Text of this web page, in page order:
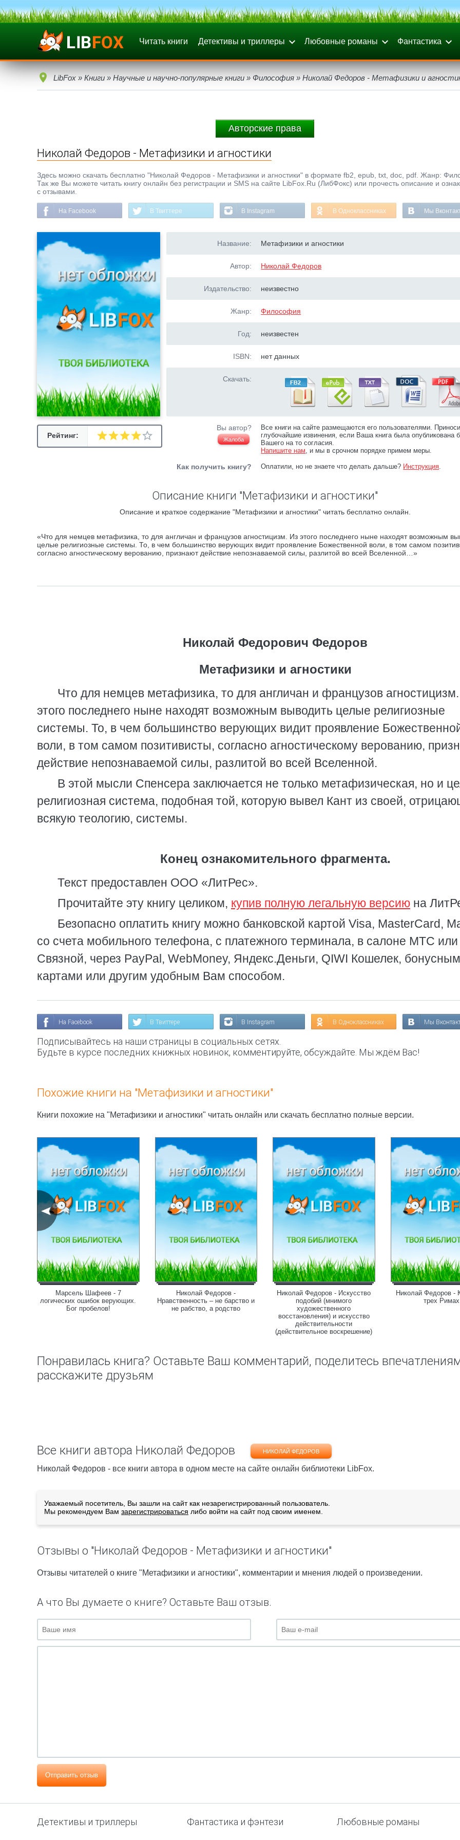
Читать книги Детективы и триллеры Любовные романы Фантастика
LibFox » Книги » Научные и научно-популярные книги » Философия » Николай Федоров - Метафизики и
Авторские права
Николай Федоров - Метафизики и агностики
Здесь можно скачать бесплатно "Николай Федоров - Метафизики и агностики" в формате fb2, epub, txt, doc, pdf. Жанр:
Так же Вы можете читать книгу онлайн без регистрации и SMS на сайте LibFox.Ru (ЛибФокс) или прочесть описание и
с отзывами.
На Facebook В Твиттере В Instagram В Одноклассниках Мы
Рейтинг:
Название: Метафизики и агностики
Автор: Николай Федоров
Издательство: неизвестно
Жанр: Философия
Год: неизвестен
ISBN: нет данных
Скачать:
Вы автор?
Жалоба
Все книги на сайте размещаются его пользователями.
глубочайшие извинения, если Ваша книга была опубликована
Вашего на то согласия.
Напишите нам, и мы в срочном порядке примем меры.
Как получить книгу? Оплатили, но не знаете что делать дальше? Инструкция.
Описание книги "Метафизики и агностики"
Описание и краткое содержание "Метафизики и агностики" читать бесплатно онлайн.
«Что для немцев метафизика, то для англичан и французов агностицизм. Из этого последнего ныне находят возможным
целые религиозные системы. То, в чем большинство верующих видит проявление Божественной воли, в том самом
согласно агностическому верованию, признают действие непознаваемой силы, разлитой во всей Вселенной…»
Николай Федорович Федоров
Метафизики и агностики
Что для немцев метафизика, то для англичан и французов
этого последнего ныне находят возможным выводить целые религиозные
системы. То, в чем большинство верующих видит проявление
воли, в том самом позитивисты, согласно агностическому верованию,
действие непознаваемой силы, разлитой во всей Вселенной.
В этой мысли Спенсера заключается не только метафизическая, но и
религиозная система, подобная той, которую вывел Кант из своей,
всякую теологию, системы.
Конец ознакомительного фрагмента.
Текст предоставлен ООО «ЛитРес».
Прочитайте эту книгу целиком, купив полную легальную версию на
Безопасно оплатить книгу можно банковской картой Visa, MasterCard,
со счета мобильного телефона, с платежного терминала, в салоне МТС или
Связной, через PayPal, WebMoney, Яндекс.Деньги, QIWI Кошелек,
картами или другим удобным Вам способом.
На Facebook В Твиттере В Instagram В Одноклассниках Мы
Подписывайтесь на наши страницы в социальных сетях.
Будьте в курсе последних книжных новинок, комментируйте, обсуждайте. Мы ждём Вас!
Похожие книги на "Метафизики и агностики"
Книги похожие на "Метафизики и агностики" читать онлайн или скачать бесплатно полные версии.
Марсель Шафеев - 7
логических ошибок верующих.
Бог пробелов!
Николай Федоров -
Нравственность – не барство и
не рабство, а родство
Николай Федоров - Искусство
подобий (мнимого
художественного
восстановления) и искусство
действительности
(действительное воскрешение)
Николай Федоров -
трех Римах
Понравилась книга? Оставьте Ваш комментарий, поделитесь
расскажите друзьям
Все книги автора Николай Федоров НИКОЛАЙ ФЕДОРОВ
Николай Федоров - все книги автора в одном месте на сайте онлайн библиотеки LibFox.
Уважаемый посетитель, Вы зашли на сайт как незарегистрированный пользователь.
Мы рекомендуем Вам зарегистрироваться либо войти на сайт под своим именем.
Отзывы о "Николай Федоров - Метафизики и агностики"
Отзывы читателей о книге "Метафизики и агностики", комментарии и мнения людей о произведении.
А что Вы думаете о книге? Оставьте Ваш отзыв.
Отправить отзыв
Детективы и триллеры Фантастика и фэнтези Любовные романы